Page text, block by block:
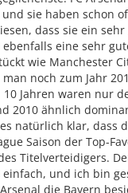
sie haben schon
dass sie ein
eine sehr
wie Manchester
noch zum Jahr
Jahren waren nur
2010 ähnlich
natürlich klar, dass
Saison der Top-
Titelverteidigers.
und ich bin
die Bayern